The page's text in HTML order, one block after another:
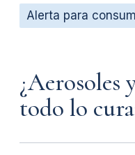
Alerta para
¿Aerosoles
todo lo